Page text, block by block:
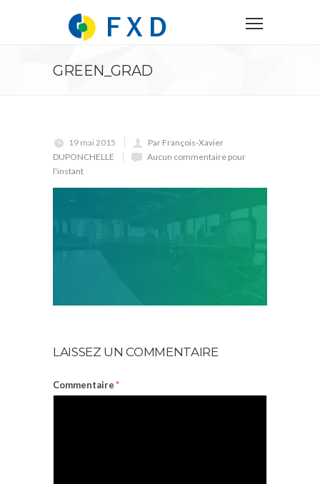
GREEN_GRAD
19 mai 2015
Par François-Xavier
DUPONCHELLE
Aucun commentaire pour
l'instant
LAISSEZ UN COMMENTAIRE
Commentaire*